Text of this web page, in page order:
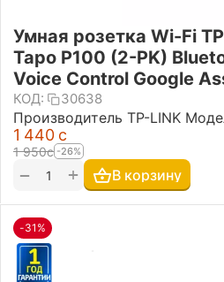
Умная розетка Wi-Fi
Tapo P100 (2-PK)
Voice Control Google
КОД: 30638
Производитель TP-LINK
1 440 с
1 950с -26%
+
− В корзину
-31%